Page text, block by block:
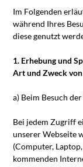
Im Folgenden
während Ihres
diese genutzt
1. Erhebung und
Art und Zweck
a) Beim Besuch
Bei jedem Zugriff
unserer Webseite
(Computer,
kommenden